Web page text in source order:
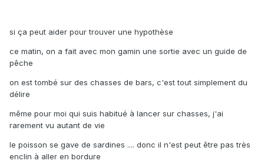
si ça peut aider pour trouver une hypothèse
ce matin, on a fait avec mon gamin une sortie avec un guide de
pêche
on est tombé sur des chasses de bars, c'est tout simplement du
délire
même pour moi qui suis habitué à lancer sur chasses, j'ai
rarement vu autant de vie
le poisson se gave de sardines .... donc il n'est peut être pas très
enclin à aller en bordure